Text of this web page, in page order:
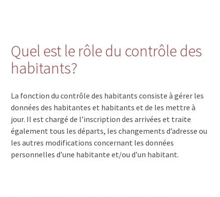
Quel est le rôle du contrôle des
habitants?
La fonction du contrôle des habitants consiste à gérer les
données des habitantes et habitants et de les mettre à
jour. Il est chargé de l’inscription des arrivées et traite
également tous les départs, les changements d’adresse ou
les autres modifications concernant les données
personnelles d’une habitante et/ou d’un habitant.